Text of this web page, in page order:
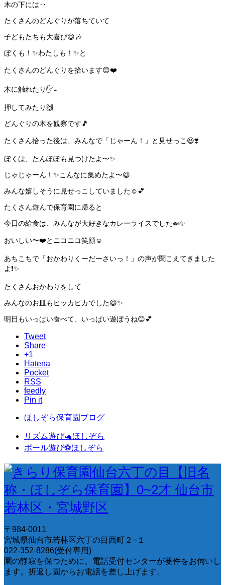
木の下には‥
たくさんのどんぐりが落ちていて
子どもたちも大喜び😆🎶
ぼくも！✨わたしも！✨と
たくさんのどんぐりを拾います😊❤️
木に触れたり✋ˊ˗
押してみたり🙌
どんぐりの木を観察です🎵
たくさん拾った後は、みんなで「じゃーん！」と見せっこ😆❣️
ぼくは、たんぽぽも見つけたよ〜✨
じゃじゃーん！✨こんなに集めたよ〜😆
みんな嬉しそうに見せっこしていました☺️💕
たくさん遊んで保育園に帰ると
今日の給食は、みんなが大好きなカレーライスでした🍛✨
おいしい〜❤️とニコニコ笑顔☺️
あちこちで「おかわりくーだーさいっ！」の声が聞こえてきました
よ❗️✨
たくさんおかわりをして
みんなのお皿もピッカピカでした😆✨
明日もいっぱい食べて、いっぱい遊ぼうね😊💕
Tweet
Share
+1
Hatena
Pocket
RSS
feedly
Pin it
ほしぞら保育園ブログ
リズム遊び🐢ほしぞら
ボール遊び⚽️ほしぞら
〒984-0011
宮城県仙台市若林区六丁の目西町２−１
022-352-8286(受付専用)
園の静寂を保つために、電話受付センターが要件をお伺いし
ます。折返し園からお電話を差し上げます。